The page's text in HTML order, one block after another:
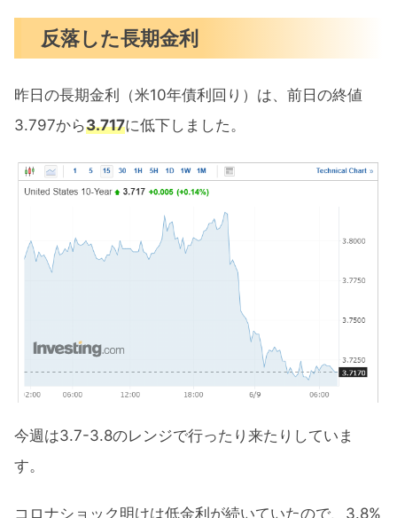
反落した長期金利
昨日の長期金利（米10年債利回り）は、前日の終値
3.797から3.717に低下しました。
今週は3.7-3.8のレンジで行ったり来たりしていま
す。
コロナショック明けは低金利が続いていたので、3.8%